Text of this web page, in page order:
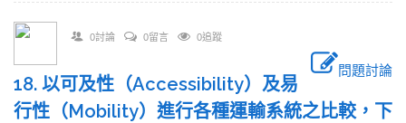
0討論 0留言 0追蹤
問題討論
18. 以可及性（Accessibility）及易
行性（Mobility）進行各種運輸系統之比較，下